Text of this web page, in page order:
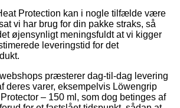
Protection kan i nogle tilfælde være
vi har brug for din pakke straks, så
øjensynligt meningsfuldt at vi kigger
leveringstid for det
præsterer dag-til-dag levering
deres varer, eksempelvis Löwengrip
– 150 ml, som dog betinges af